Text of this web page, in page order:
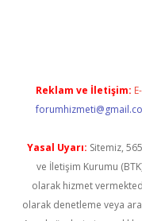
Reklam ve İletişim:
Yasal Uyarı: Sitemiz,
ve İletişim Kurumu
olarak hizmet
olarak denetleme veya